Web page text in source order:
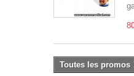
Toutes les promos